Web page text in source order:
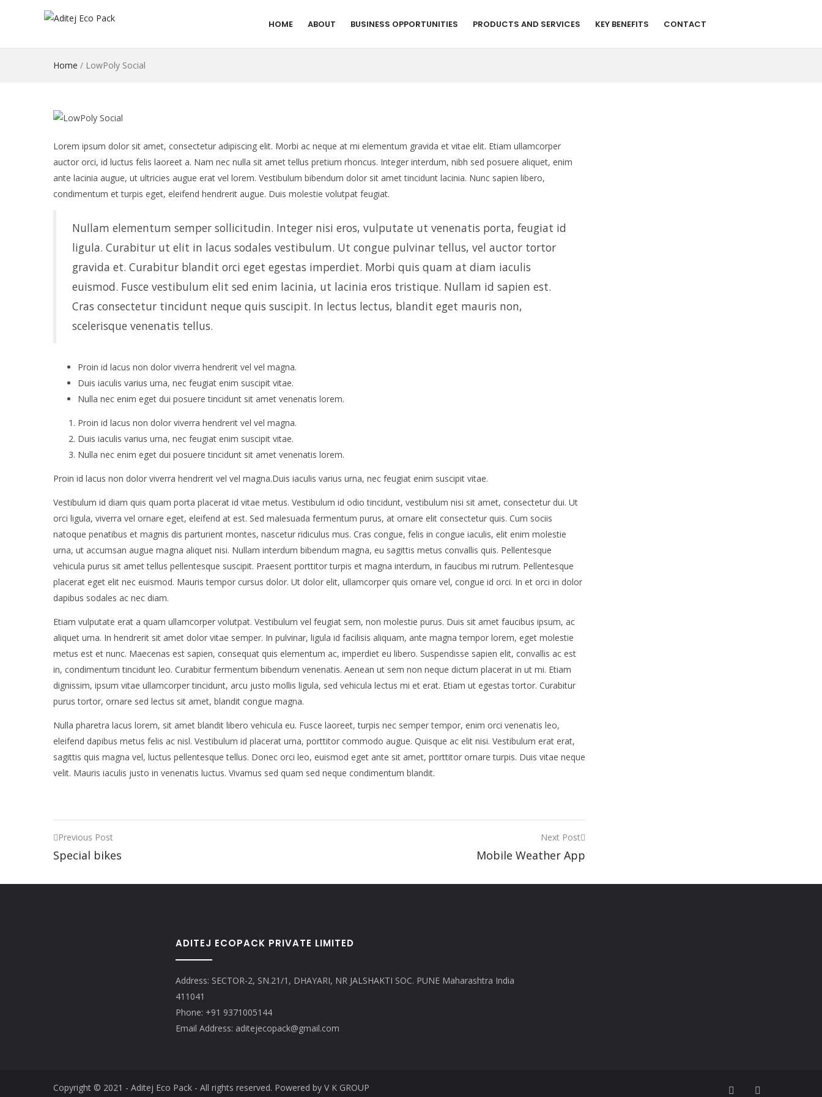
HOME ABOUT BUSINESS OPPORTUNITIES PRODUCTS AND SERVICES KEY BENEFITS CONTACT
Home / LowPoly Social
Lorem ipsum dolor sit amet, consectetur adipiscing elit. Morbi ac neque at mi elementum gravida et vitae elit. Etiam ullamcorper
auctor orci, id luctus felis laoreet a. Nam nec nulla sit amet tellus pretium rhoncus. Integer interdum, nibh sed posuere aliquet, enim
ante lacinia augue, ut ultricies augue erat vel lorem. Vestibulum bibendum dolor sit amet tincidunt lacinia. Nunc sapien libero,
condimentum et turpis eget, eleifend hendrerit augue. Duis molestie volutpat feugiat.
Nullam elementum semper sollicitudin. Integer nisi eros, vulputate ut venenatis porta, feugiat id
ligula. Curabitur ut elit in lacus sodales vestibulum. Ut congue pulvinar tellus, vel auctor tortor
gravida et. Curabitur blandit orci eget egestas imperdiet. Morbi quis quam at diam iaculis
euismod. Fusce vestibulum elit sed enim lacinia, ut lacinia eros tristique. Nullam id sapien est.
Cras consectetur tincidunt neque quis suscipit. In lectus lectus, blandit eget mauris non,
scelerisque venenatis tellus.
Proin id lacus non dolor viverra hendrerit vel vel magna.
Duis iaculis varius urna, nec feugiat enim suscipit vitae.
Nulla nec enim eget dui posuere tincidunt sit amet venenatis lorem.
Proin id lacus non dolor viverra hendrerit vel vel magna.
Duis iaculis varius urna, nec feugiat enim suscipit vitae.
Nulla nec enim eget dui posuere tincidunt sit amet venenatis lorem.
Proin id lacus non dolor viverra hendrerit vel vel magna.Duis iaculis varius urna, nec feugiat enim suscipit vitae.
Vestibulum id diam quis quam porta placerat id vitae metus. Vestibulum id odio tincidunt, vestibulum nisi sit amet, consectetur dui. Ut
orci ligula, viverra vel ornare eget, eleifend at est. Sed malesuada fermentum purus, at ornare elit consectetur quis. Cum sociis
natoque penatibus et magnis dis parturient montes, nascetur ridiculus mus. Cras congue, felis in congue iaculis, elit enim molestie
urna, ut accumsan augue magna aliquet nisi. Nullam interdum bibendum magna, eu sagittis metus convallis quis. Pellentesque
vehicula purus sit amet tellus pellentesque suscipit. Praesent porttitor turpis et magna interdum, in faucibus mi rutrum. Pellentesque
placerat eget elit nec euismod. Mauris tempor cursus dolor. Ut dolor elit, ullamcorper quis ornare vel, congue id orci. In et orci in dolor
dapibus sodales ac nec diam.
Etiam vulputate erat a quam ullamcorper volutpat. Vestibulum vel feugiat sem, non molestie purus. Duis sit amet faucibus ipsum, ac
aliquet urna. In hendrerit sit amet dolor vitae semper. In pulvinar, ligula id facilisis aliquam, ante magna tempor lorem, eget molestie
metus est et nunc. Maecenas est sapien, consequat quis elementum ac, imperdiet eu libero. Suspendisse sapien elit, convallis ac est
in, condimentum tincidunt leo. Curabitur fermentum bibendum venenatis. Aenean ut sem non neque dictum placerat in ut mi. Etiam
dignissim, ipsum vitae ullamcorper tincidunt, arcu justo mollis ligula, sed vehicula lectus mi et erat. Etiam ut egestas tortor. Curabitur
purus tortor, ornare sed lectus sit amet, blandit congue magna.
Nulla pharetra lacus lorem, sit amet blandit libero vehicula eu. Fusce laoreet, turpis nec semper tempor, enim orci venenatis leo,
eleifend dapibus metus felis ac nisl. Vestibulum id placerat urna, porttitor commodo augue. Quisque ac elit nisi. Vestibulum erat erat,
sagittis quis magna vel, luctus pellentesque tellus. Donec orci leo, euismod eget ante sit amet, porttitor ornare turpis. Duis vitae neque
velit. Mauris iaculis justo in venenatis luctus. Vivamus sed quam sed neque condimentum blandit.
Previous Post
Special bikes
Next Post
Mobile Weather App
ADITEJ ECOPACK PRIVATE LIMITED
Address: SECTOR-2, SN.21/1, DHAYARI, NR JALSHAKTI SOC. PUNE Maharashtra India
411041
Phone: +91 9371005144
Email Address: aditejecopack@gmail.com
Copyright © 2021 - Aditej Eco Pack - All rights reserved. Powered by V K GROUP